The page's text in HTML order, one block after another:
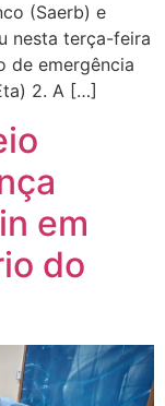
(Saerb) e
nesta terça-feira
de emergência
2. A […]
em
do